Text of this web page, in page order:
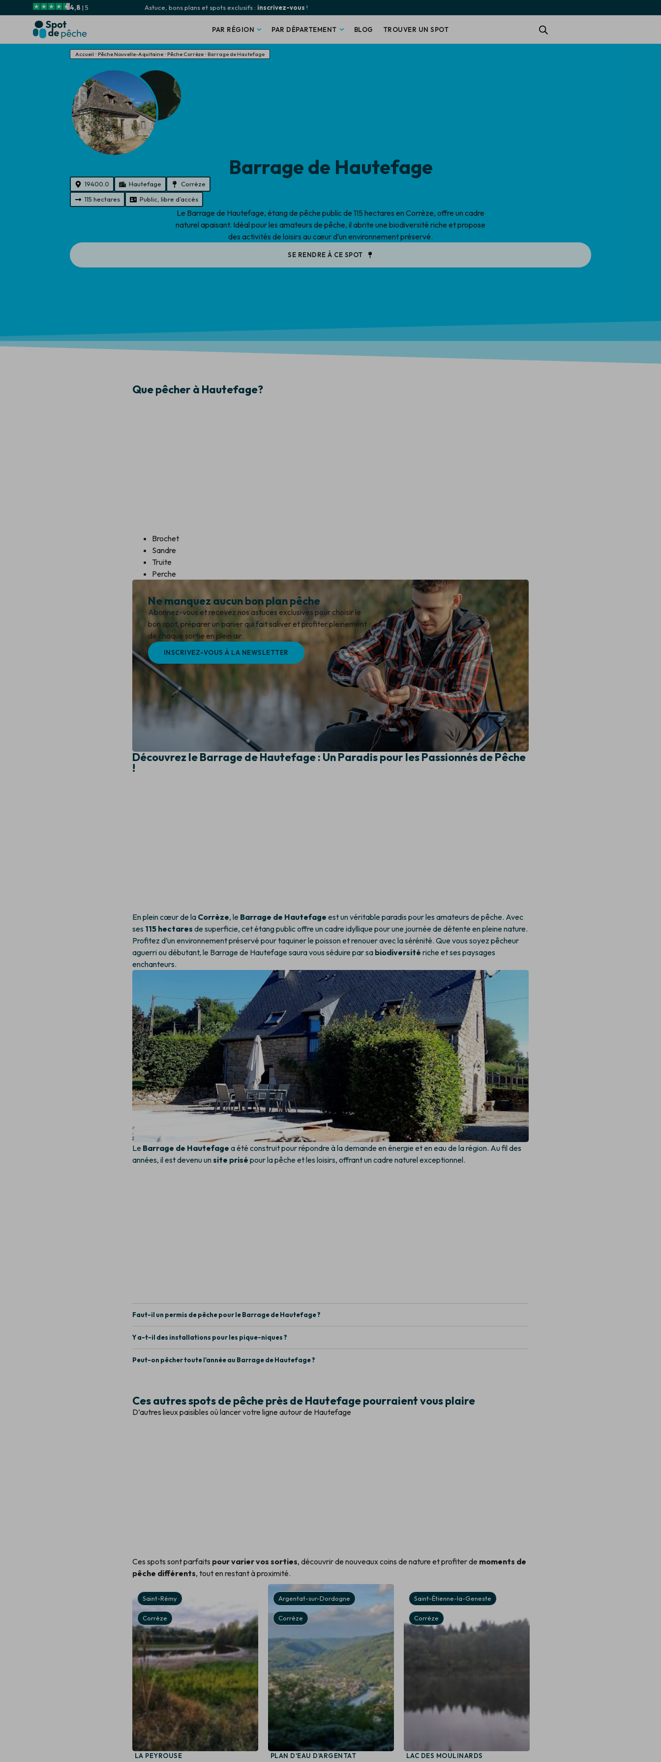
4,8 | 5 Astuce, bons plans et spots exclusifs : inscrivez-vous !
PAR RÉGION PAR DÉPARTEMENT BLOG TROUVER UN SPOT
Accueil • Pêche Nouvelle-Aquitaine • Pêche Corrèze • Barrage de Hautefage
Barrage de Hautefage
19400.0 Hautefage
Corrèze
115 hectares
Public, libre d’accès
Le Barrage de Hautefage, étang de pêche public de 115 hectares en Corrèze, offre un cadre
naturel apaisant. Idéal pour les amateurs de pêche, il abrite une biodiversité riche et propose
des activités de loisirs au cœur d’un environnement préservé.
SE RENDRE À CE SPOT
Que pêcher à Hautefage?
Brochet
Sandre
Truite
Perche
Ne manquez aucun bon plan pêche
Abonnez-vous et recevez nos astuces exclusives pour choisir le
bon spot, préparer un panier qui fait saliver et profiter pleinement
de chaque sortie en plein air.
INSCRIVEZ-VOUS À LA NEWSLETTER
Découvrez le Barrage de Hautefage : Un Paradis pour les Passionnés de Pêche
!
En plein cœur de la Corrèze, le Barrage de Hautefage est un véritable paradis pour les amateurs de pêche. Avec
ses 115 hectares de superficie, cet étang public offre un cadre idyllique pour une journée de détente en pleine nature.
Profitez d’un environnement préservé pour taquiner le poisson et renouer avec la sérénité. Que vous soyez pêcheur
aguerri ou débutant, le Barrage de Hautefage saura vous séduire par sa biodiversité riche et ses paysages
enchanteurs.
Le Barrage de Hautefage a été construit pour répondre à la demande en énergie et en eau de la région. Au fil des
années, il est devenu unsite prisé pour la pêche et les loisirs, offrant un cadre naturel exceptionnel.
Faut-il un permis de pêche pour le Barrage de Hautefage ?
Y a-t-il des installations pour les pique-niques ?
Peut-on pêcher toute l'année au Barrage de Hautefage ?
Ces autres spots de pêche près de Hautefage pourraient vous plaire
D’autres lieux paisibles où lancer votre ligne autour de Hautefage
Ces spots sont parfaits pour varier vos sorties, découvrir de nouveaux coins de nature et profiter de moments de
pêche différents, tout en restant à proximité.
Saint-Rémy
Corrèze
LA PEYROUSE
Argentat-sur-Dordogne
Corrèze
PLAN D'EAU D'ARGENTAT
Saint-Étienne-la-Geneste
Corrèze
LAC DES MOULINARDS